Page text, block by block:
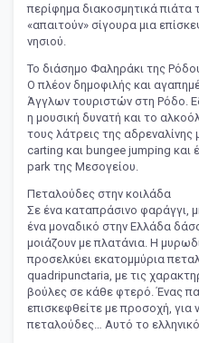
περίφημα διακοσμητικά πιάτα
«απαιτούν» σίγουρα μια
νησιού.
Το διάσημο Φαληράκι της
Ο πλέον δημοφιλής και
Άγγλων τουριστών στη Ρόδο.
η μουσική δυνατή και το
τους λάτρεις της
carting και bungee jumping και
park της Μεσογείου.
Πεταλούδες στην κοιλάδα
Σε ένα καταπράσινο φαράγγι,
ένα μοναδικό στην Ελλάδα
μοιάζουν με πλατάνια. Η
προσελκύει εκατομμύρια
quadripunctaria, με τις
βούλες σε κάθε φτερό. Ένας
επισκεφθείτε με προσοχή, για
πεταλούδες… Αυτό το